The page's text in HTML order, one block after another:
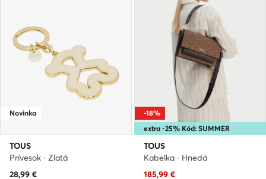
Novinka
TOUS
Prívesok · Zlatá
28,99 €
extra -25% Kód: SUMMER
-18%
TOUS
Kabelka · Hnedá
Aktuálna cena
185,99 €